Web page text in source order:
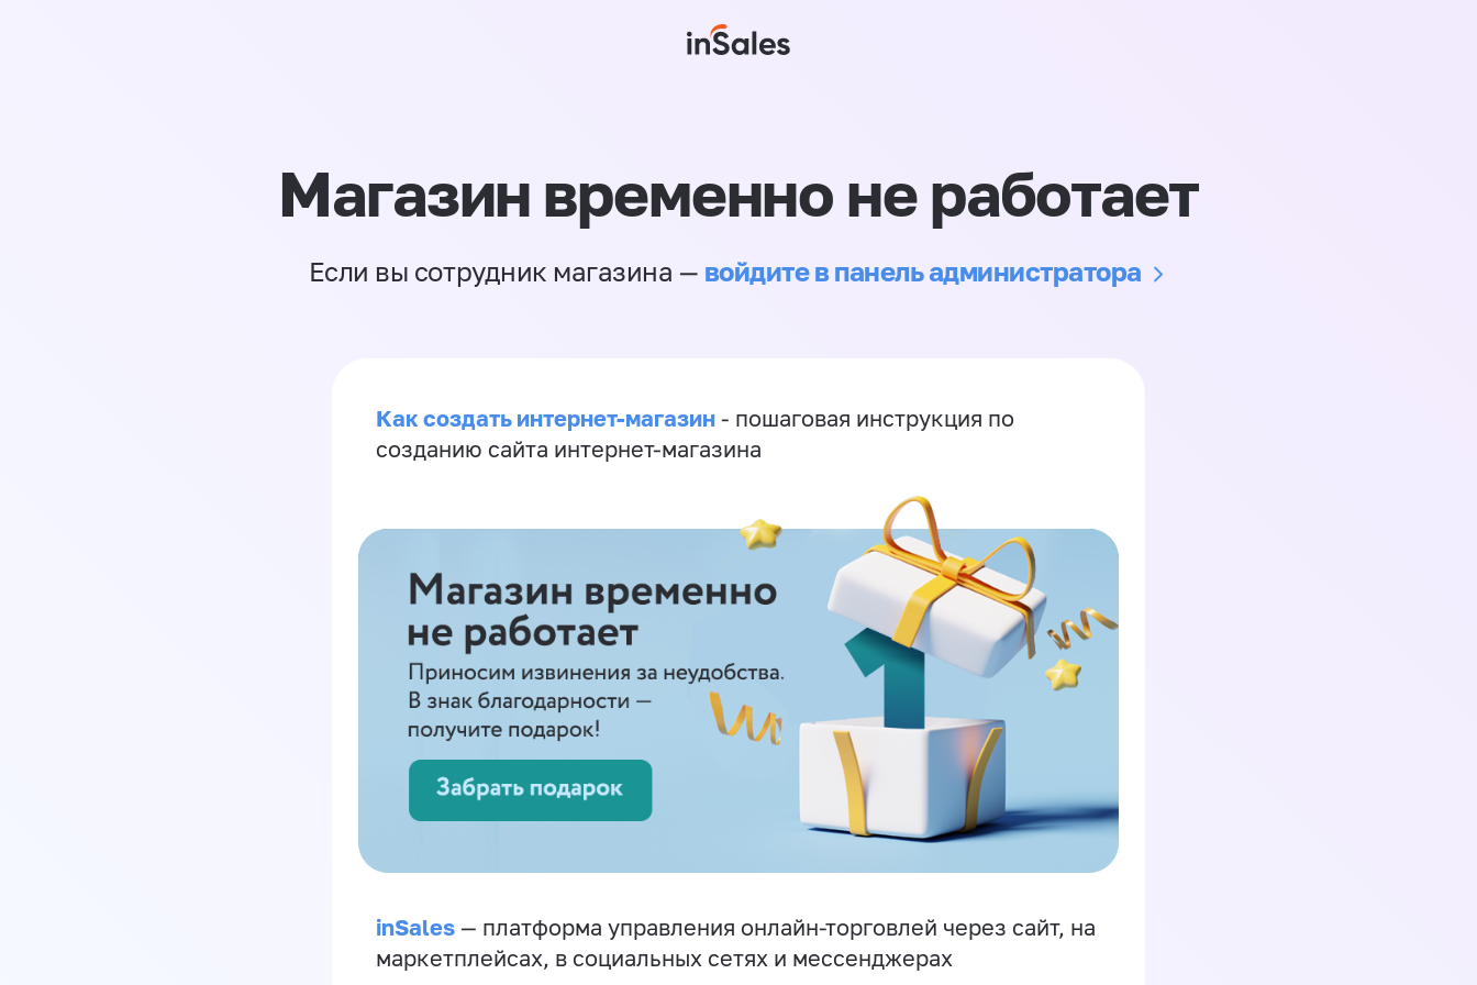
Магазин временно не работает
Если вы сотрудник магазина — войдите в панель администратора
Как создать интернет-магазин - пошаговая инструкция по
созданию сайта интернет-магазина
inSales — платформа управления онлайн-торговлей через сайт, на
маркетплейсах, в социальных сетях и мессенджерах